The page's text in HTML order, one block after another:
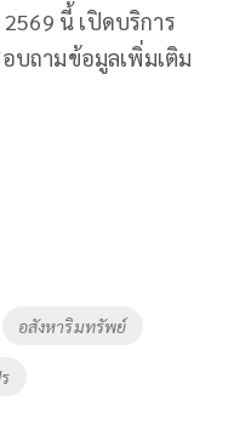
นี้ เปิดบริการ
บถามข้อมูลเพิ่มเติม
อสังหาริมทรัพย์